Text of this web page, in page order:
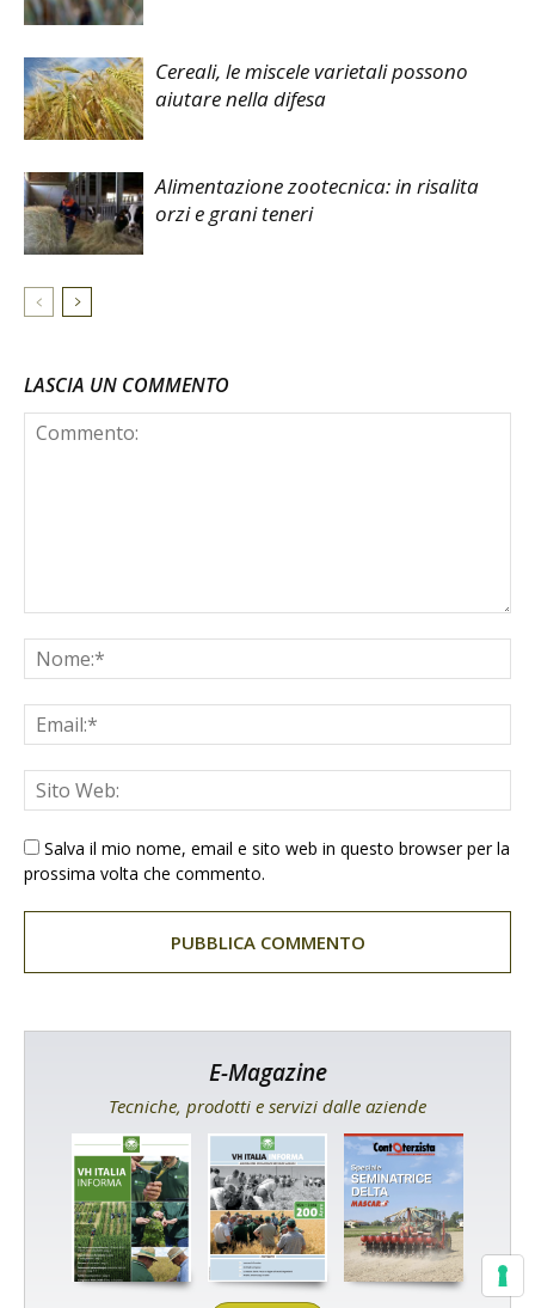
Cereali, le miscele varietali possono
aiutare nella difesa
Alimentazione zootecnica: in risalita
orzi e grani teneri
LASCIA UN COMMENTO
Salva il mio nome, email e sito web in questo browser per la
prossima volta che commento.
E-Magazine
Tecniche, prodotti e servizi dalle aziende